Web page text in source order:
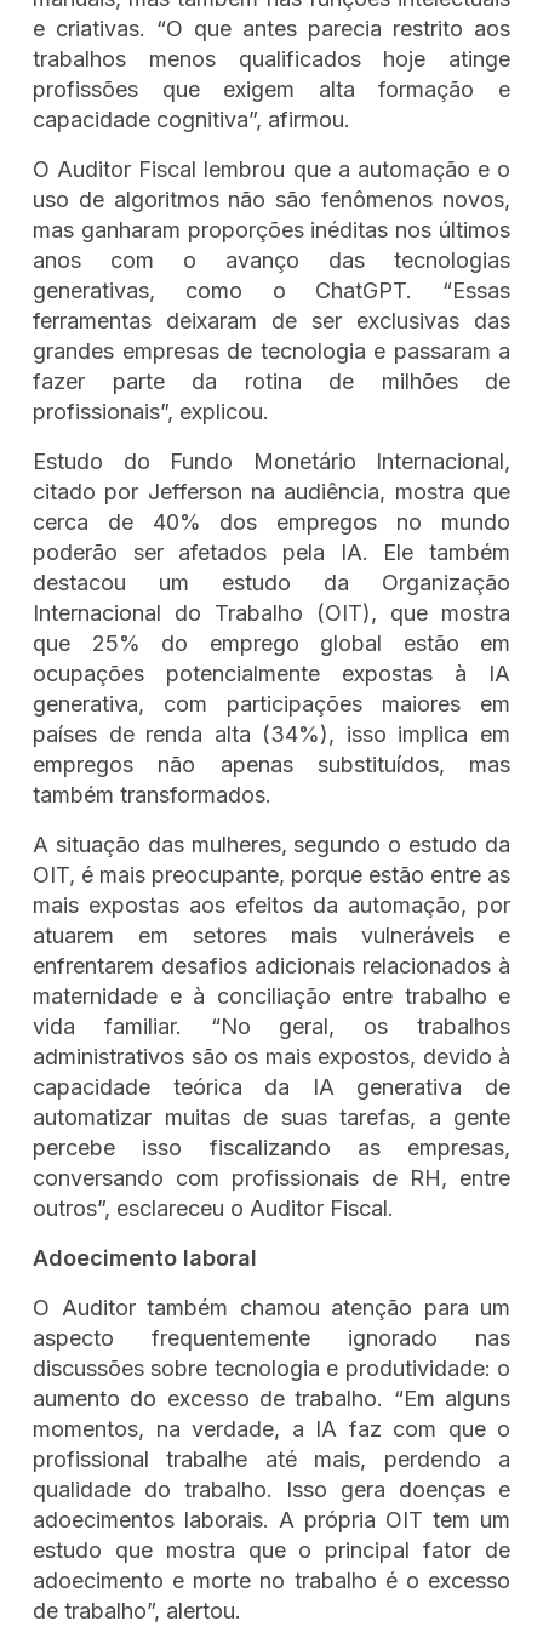
e criativas. “O que antes parecia restrito aos
trabalhos menos qualificados hoje atinge
profissões que exigem alta formação e
capacidade cognitiva”, afirmou.
O Auditor Fiscal lembrou que a automação e o
uso de algoritmos não são fenômenos novos,
mas ganharam proporções inéditas nos últimos
anos com o avanço das tecnologias
generativas, como o ChatGPT. “Essas
ferramentas deixaram de ser exclusivas das
grandes empresas de tecnologia e passaram a
fazer parte da rotina de milhões de
profissionais”, explicou.
Estudo do Fundo Monetário Internacional,
citado por Jefferson na audiência, mostra que
cerca de 40% dos empregos no mundo
poderão ser afetados pela IA. Ele também
destacou um estudo da Organização
Internacional do Trabalho (OIT), que mostra
que 25% do emprego global estão em
ocupações potencialmente expostas à IA
generativa, com participações maiores em
países de renda alta (34%), isso implica em
empregos não apenas substituídos, mas
também transformados.
A situação das mulheres, segundo o estudo da
OIT, é mais preocupante, porque estão entre as
mais expostas aos efeitos da automação, por
atuarem em setores mais vulneráveis e
enfrentarem desafios adicionais relacionados à
maternidade e à conciliação entre trabalho e
vida familiar. “No geral, os trabalhos
administrativos são os mais expostos, devido à
capacidade teórica da IA generativa de
automatizar muitas de suas tarefas, a gente
percebe isso fiscalizando as empresas,
conversando com profissionais de RH, entre
outros”, esclareceu o Auditor Fiscal.
Adoecimento laboral
O Auditor também chamou atenção para um
aspecto frequentemente ignorado nas
discussões sobre tecnologia e produtividade: o
aumento do excesso de trabalho. “Em alguns
momentos, na verdade, a IA faz com que o
profissional trabalhe até mais, perdendo a
qualidade do trabalho. Isso gera doenças e
adoecimentos laborais. A própria OIT tem um
estudo que mostra que o principal fator de
adoecimento e morte no trabalho é o excesso
de trabalho”, alertou.